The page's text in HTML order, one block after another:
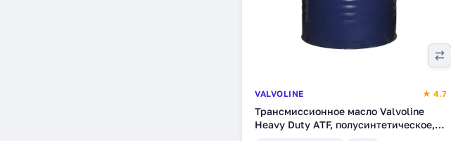
VALVOLINE ★ 4.7
Трансмиссионное масло Valvoline
Heavy Duty ATF, полусинтетическое,